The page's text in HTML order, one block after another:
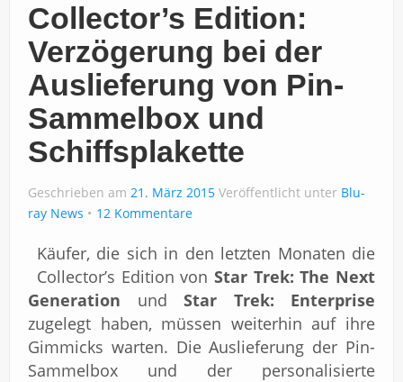
Collector’s Edition:
Verzögerung bei der
Auslieferung von Pin-
Sammelbox und
Schiffsplakette
Geschrieben am 21. März 2015 Veröffentlicht unter Blu-
ray News
12 Kommentare
Käufer, die sich in den letzten Monaten die
Collector’s Edition von Star Trek: The Next
Generation und Star Trek: Enterprise
zugelegt haben, müssen weiterhin auf ihre
Gimmicks warten. Die Auslieferung der Pin-
Sammelbox und der personalisierte